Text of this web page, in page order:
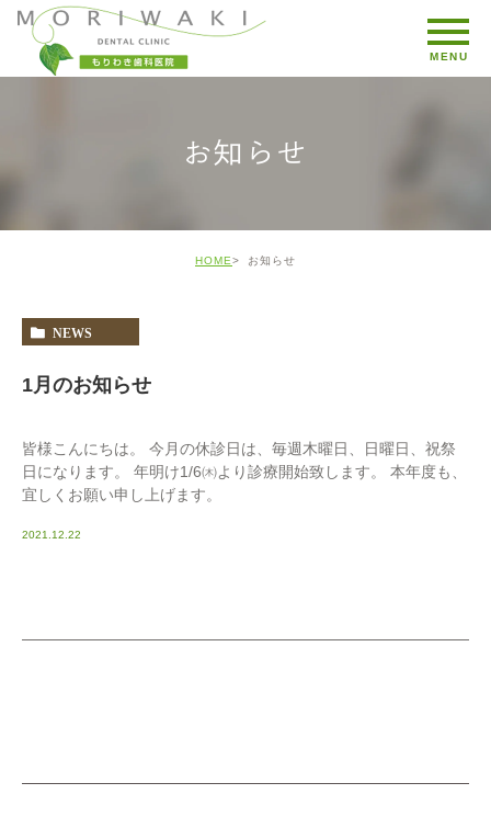
お知らせ
HOME お知らせ
NEWS
1月のお知らせ
皆様こんにちは。 今月の休診日は、毎週木曜日、日曜日、祝祭
日になります。 年明け1/6㈭より診療開始致します。 本年度も、
宜しくお願い申し上げます。
2021.12.22